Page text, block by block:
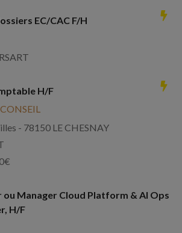
EC/CAC F/H
H/F
- 78150 LE CHESNAY
€
ou Manager Cloud Platform & AI Ops
H/F